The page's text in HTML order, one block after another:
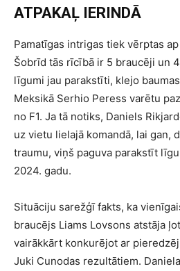
ATPAKAĻ IERINDĀ
Pamatīgas intrigas tiek vērptas
Šobrīd tās rīcībā ir 5 braucēji un
līgumi jau parakstīti, klejo
Meksikā Serhio Peress varētu
no F1. Ja tā notiks, Daniels
uz vietu lielajā komandā, lai gan,
traumu, viņš paguva parakstīt
2024. gadu.
Situāciju sarežģī fakts, ka
braucējs Liams Lovsons atstāja
vairākkārt konkurējot ar
Juki Cunodas rezultātiem.